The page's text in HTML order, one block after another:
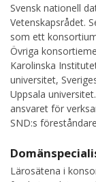
Svensk nationell
Vetenskapsrådet.
som ett
Övriga
Karolinska
universitet,
Uppsala
ansvaret för
SND:s
Lärosätena i